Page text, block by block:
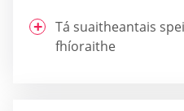
Tá suaitheantais
fhíoraithe